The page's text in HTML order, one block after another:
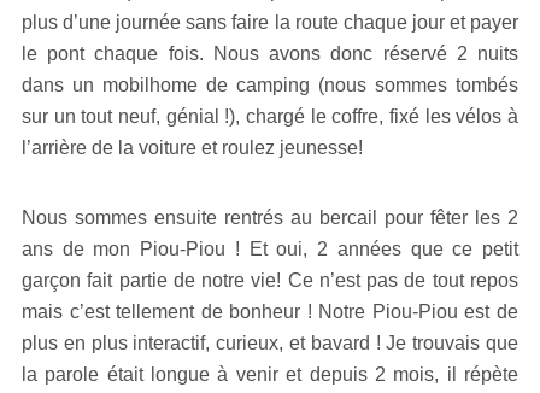
plus d’une journée sans faire la route chaque jour et payer
le pont chaque fois. Nous avons donc réservé 2 nuits
dans un mobilhome de camping (nous sommes tombés
sur un tout neuf, génial !), chargé le coffre, fixé les vélos à
l’arrière de la voiture et roulez jeunesse!
Nous sommes ensuite rentrés au bercail pour fêter les 2
ans de mon Piou-Piou ! Et oui, 2 années que ce petit
garçon fait partie de notre vie! Ce n’est pas de tout repos
mais c’est tellement de bonheur ! Notre Piou-Piou est de
plus en plus interactif, curieux, et bavard ! Je trouvais que
la parole était longue à venir et depuis 2 mois, il répète